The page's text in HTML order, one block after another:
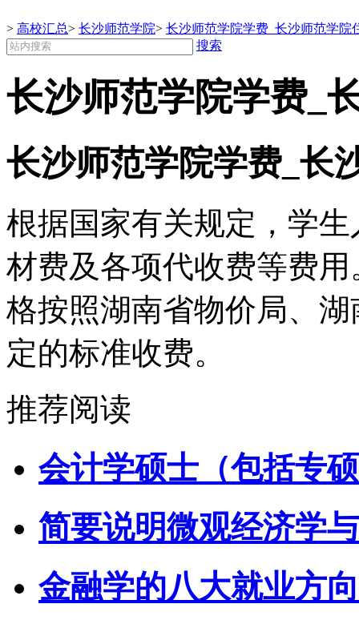
> 高校汇总> 长沙师范学院> 长沙师范学院学费_长沙师范学院
搜索
长沙师范学院学费_
长沙师范学院学费_长
根据国家有关规定，学
材费及各项代收费等费
格按照湖南省物价局、
定的标准收费。
推荐阅读
会计学硕士（包括专
简要说明微观经济学
金融学的八大就业方